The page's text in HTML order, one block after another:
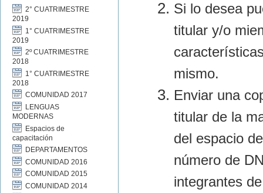
Si lo desea
titular y/o
mismo.
Enviar una
titular de la
del espacio
número de
integrantes
2° CUATRIMESTRE
2019
1° CUATRIMESTRE
2019
2º CUATRIMESTRE
2018
1° CUATRIMESTRE
2018
COMUNIDAD 2017
LENGUAS
MODERNAS
Espacios de
capacitación
DEPARTAMENTOS
COMUNIDAD 2016
COMUNIDAD 2015
COMUNIDAD 2014